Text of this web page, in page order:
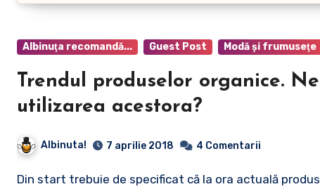
Albinuţa recomandă... Guest Post Modă şi frumuseţe
Trendul produselor organice.
utilizarea acestora?
Albinuta! 7 aprilie 2018 4 Comentarii
Din start trebuie de specificat că la ora actuală